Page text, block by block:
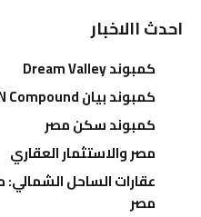
احدث االاخبار
كمبوند Dream Valley
كمبوند بيان BAYAN Compound
كمبوند سكن مصر
مصر والاستثمار العقاري
عقارات الساحل
مصر